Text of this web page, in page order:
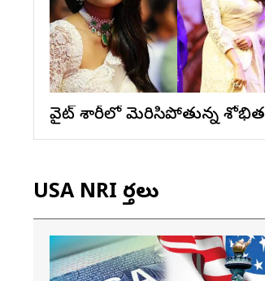
వైట్ శారీలో మెరిసిపోతున్న శోభిత
USA NRI వార్తలు